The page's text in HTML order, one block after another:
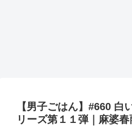
【男子ごはん】#660 白
リーズ第１１弾｜麻婆